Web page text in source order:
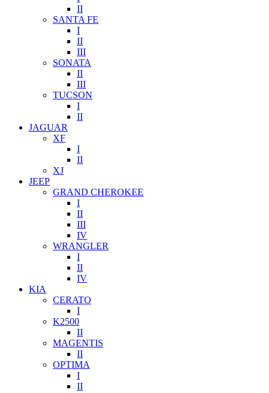
II
SANTA FE
I
II
III
SONATA
II
III
TUCSON
I
II
JAGUAR
XF
I
II
XJ
JEEP
GRAND CHEROKEE
I
II
III
IV
WRANGLER
I
II
IV
KIA
CERATO
I
K2500
II
MAGENTIS
II
OPTIMA
I
II